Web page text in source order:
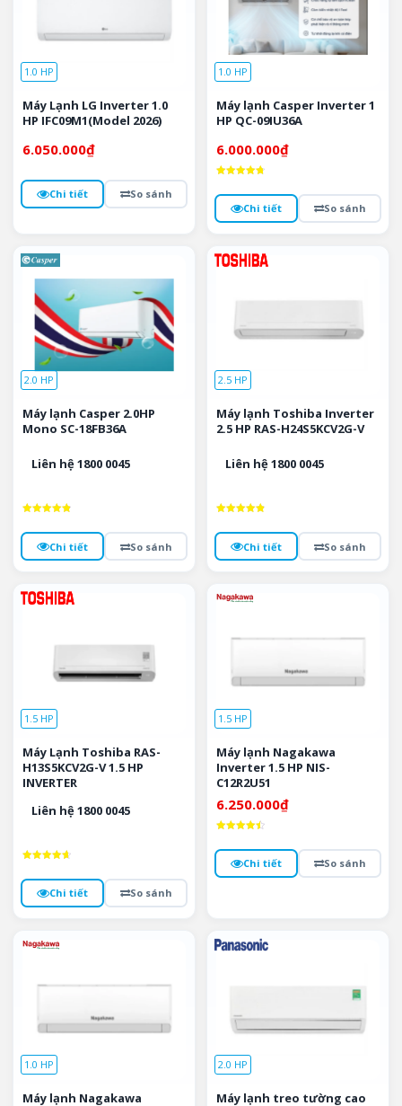
1.0 HP
Máy Lạnh LG Inverter 1.0
HP IFC09M1(Model 2026)
6.050.000₫
Chi tiết So sánh
1.0 HP
Máy lạnh Casper Inverter 1
HP QC-09IU36A
6.000.000₫
5 saoChi tiết So sánh
2.0 HP
Máy lạnh Casper 2.0HP
Mono SC-18FB36A
Liên hệ 1800 0045
hạng
5 saoChi tiết So sánh
2.5 HP
Máy lạnh Toshiba Inverter
2.5 HP RAS-H24S5KCV2G-V
Liên hệ 1800 0045
hạng
5 saoChi tiết So sánh
1.5 HP
Máy Lạnh Toshiba RAS-
H13S5KCV2G-V 1.5 HP
INVERTER
Liên hệ 1800 0045
5 saoChi tiết So sánh
1.5 HP
Máy lạnh Nagakawa
Inverter 1.5 HP NIS-
C12R2U51
6.250.000₫
5 saoChi tiết So sánh
1.0 HP
Máy lạnh Nagakawa
2.0 HP
Máy lạnh treo tường cao